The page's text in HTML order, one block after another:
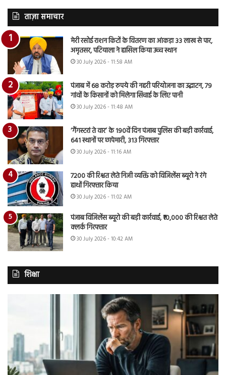
ताज़ा समाचार
मेरी रसोई राशन किटों के वितरण का आंकड़ा 33 लाख से पार,
अमृतसर, पटियाला ने हासिल किया उच्च स्थान
30 July 2026 - 11:58 AM
पंजाब में 68 करोड़ रुपये की नहरी परियोजना का उद्घाटन, 79
गांवों के किसानों को मिलेगा सिंचाई के लिए पानी
30 July 2026 - 11:48 AM
‘गैंगस्टरां ते वार’ के 190वें दिन पंजाब पुलिस की बड़ी कार्रवाई,
641 स्थानों पर छापेमारी, 313 गिरफ्तार
30 July 2026 - 11:16 AM
7200 की रिश्वत लेते निजी व्यक्ति को विजिलेंस ब्यूरो ने रंगे
हाथों गिरफ्तार किया
30 July 2026 - 11:02 AM
पंजाब विजिलेंस ब्यूरो की बड़ी कार्रवाई, ₹10,000 की रिश्वत लेते
क्लर्क गिरफ्तार
30 July 2026 - 10:42 AM
शिक्षा